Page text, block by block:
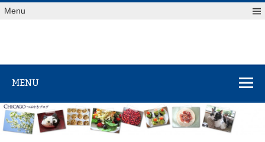
Skip
toMenu
MENU